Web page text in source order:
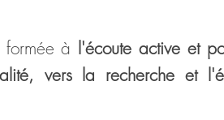
formée à l'écoute active et
vers la recherche et